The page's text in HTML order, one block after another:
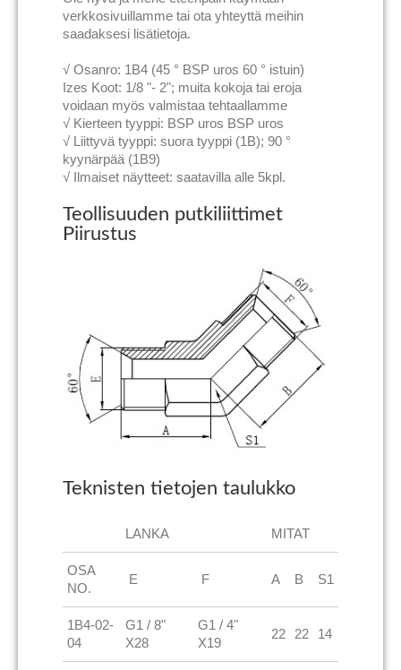
verkkosivuillamme tai ota yhteyttä meihin
saadaksesi lisätietoja.
√ Osanro: 1B4 (45 ° BSP uros 60 ° istuin)
Izes Koot: 1/8 "- 2"; muita kokoja tai eroja
voidaan myös valmistaa tehtaallamme
√ Kierteen tyyppi: BSP uros BSP uros
√ Liittyvä tyyppi: suora tyyppi (1B); 90 °
kyynärpää (1B9)
√ Ilmaiset näytteet: saatavilla alle 5kpl.
Teollisuuden putkiliittimet
Piirustus
Teknisten tietojen taulukko
LANKA MITAT
OSA
NO.
E F A B S1
1B4-02-
04
G1 / 8"
X28
G1 / 4"
X19
22 22 14